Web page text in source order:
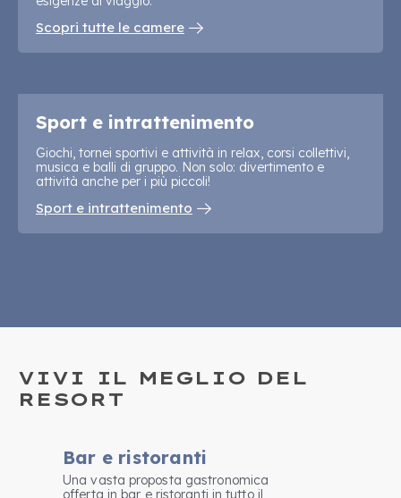
Scopri tutte le camere
Sport e intrattenimento
Giochi, tornei sportivi e attività in relax, corsi collettivi,
musica e balli di gruppo. Non solo: divertimento e
attività anche per i più piccoli!
Sport e intrattenimento
VIVI IL MEGLIO DEL
RESORT
Bar e ristoranti
Una vasta proposta gastronomica
offerta in bar e ristoranti in tutto il